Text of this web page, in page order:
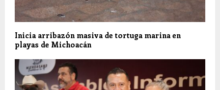
Inicia arribazón masiva de tortuga marina en
playas de Michoacán